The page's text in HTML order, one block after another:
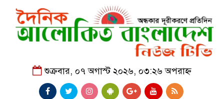
শুক্রবার, ০৭ অগাস্ট ২০২৬, ০৩:২৬ অপরাহ্ন